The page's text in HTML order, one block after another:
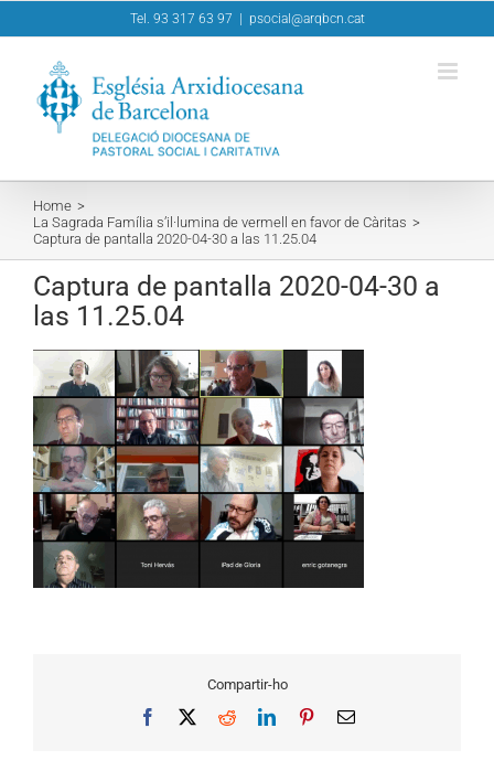
to
Tel. 93 317 63 97 psocial@arqbcn.cat
Home
La Sagrada Família s’il·lumina de vermell en favor de Càritas
Captura de pantalla 2020-04-30 a las 11.25.04
Captura de pantalla 2020-04-30 a
las 11.25.04
Compartir-ho
Facebook RedditLinkedInPinterestEmail